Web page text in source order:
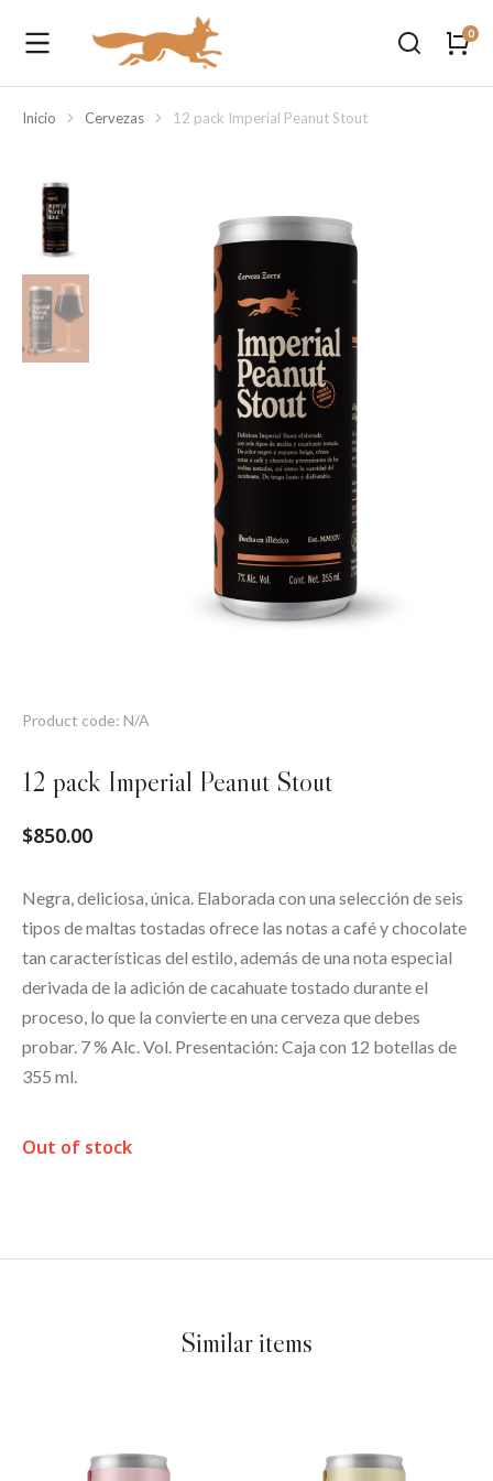
Estás aquí:
Inicio Cervezas 12 pack Imperial Peanut Stout
Product code: N/A
12 pack Imperial Peanut Stout
$850.00
Negra, deliciosa, única. Elaborada con una selección de seis
tipos de maltas tostadas ofrece las notas a café y chocolate
tan características del estilo, además de una nota especial
derivada de la adición de cacahuate tostado durante el
proceso, lo que la convierte en una cerveza que debes
probar. 7 % Alc. Vol. Presentación: Caja con 12 botellas de
355 ml.
Out of stock
Similar items